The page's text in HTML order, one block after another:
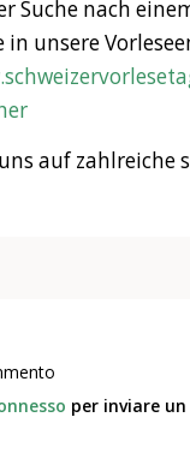
Suche nach
in unsere
auf zahlreiche
per inviare